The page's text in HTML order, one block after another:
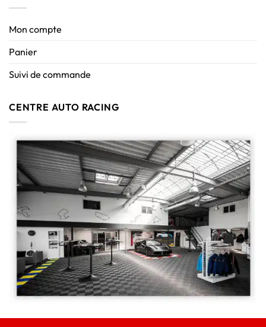
Mon compte
Panier
Suivi de commande
CENTRE AUTO RACING